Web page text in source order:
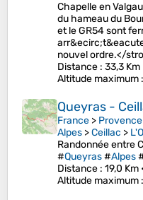
Chapelle en
du hameau du
et le GR54 sont
nouvel ordre.</
Distance : 33,3 Km
Altitude maximum
Queyras -
France >
Alpes >Ceillac >
Randonnée entre
#Queyras#Alpes
Distance : 19,0 Km
Altitude maximum